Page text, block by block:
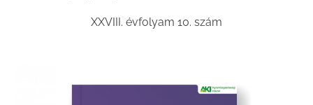
XXVIII. évfolyam 10. szám